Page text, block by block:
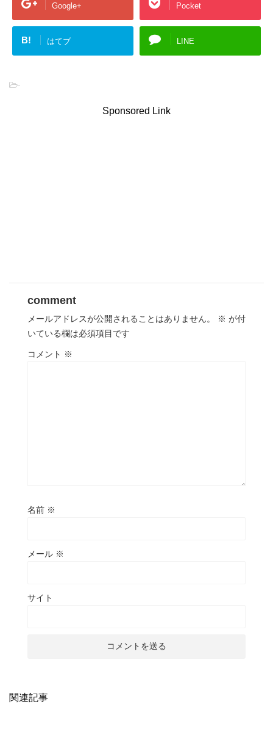
Google+ Pocket
B! はてブ LINE
-
Sponsored Link
comment
メールアドレスが公開されることはありません。 ※ が付
いている欄は必須項目です
コメント ※
名前 ※
メール ※
サイト
関連記事